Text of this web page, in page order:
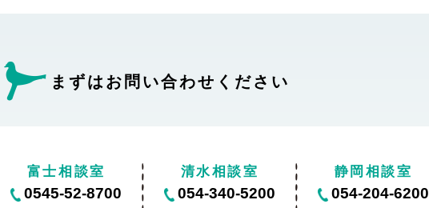
まずはお問い合わせ ください
富士相談室
0545-52-8700
清水相談室
054-340-5200
静岡相談室
054-204-6200